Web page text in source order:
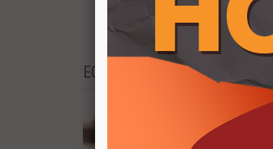
EGGER DESIGN GUIDE